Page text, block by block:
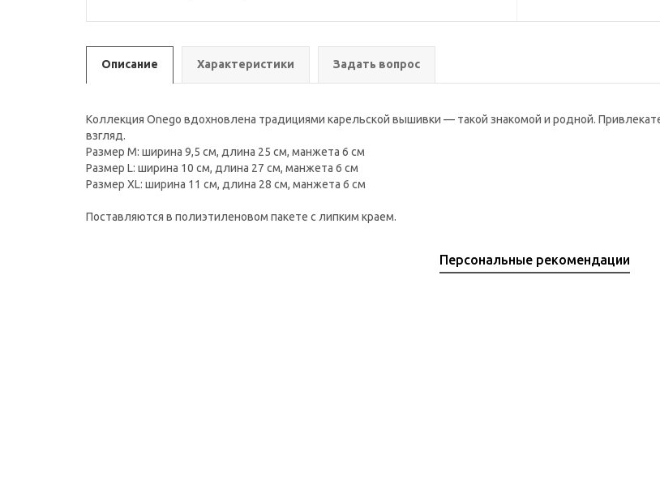
Описание Характеристики Задать вопрос
Коллекция Onego вдохновлена традициями карельской вышивки — такой знакомой и родной.
взгляд.
Размер M: ширина 9,5 см, длина 25 см, манжета 6 см
Pазмер L: ширина 10 см, длина 27 см, манжета 6 см
Pазмер XL: ширина 11 см, длина 28 см, манжета 6 см
Поставляются в полиэтиленовом пакете с липким краем.
Персональные рекомендации